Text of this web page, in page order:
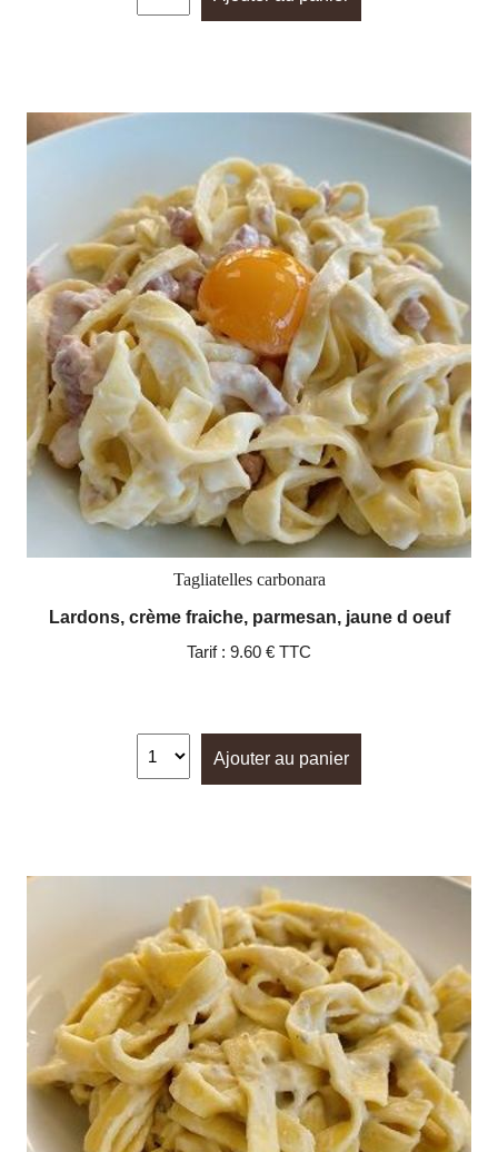
Tagliatelles carbonara
Lardons, crème fraiche, parmesan, jaune d oeuf
Tarif : 9.60 € TTC
Ajouter au panier